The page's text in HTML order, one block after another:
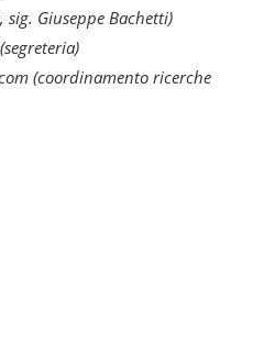
sig. Giuseppe Bachetti)
(segreteria)
(coordinamento ricerche